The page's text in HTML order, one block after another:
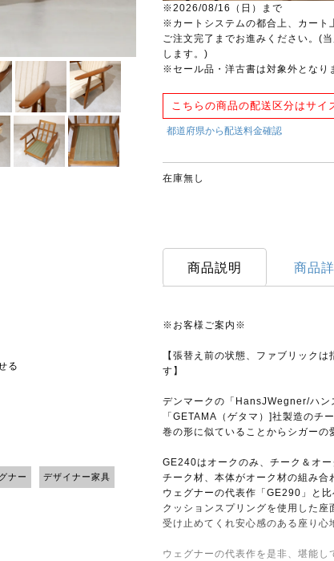
る
ナー デザイナー家具
※2026/08/16（日）まで
※カートシステムの都合上、カート
ご注文完了までお進みください。(
します。)
※セール品・洋古書は対象外となり
こちらの商品の配送区分はサイ
在庫無し
商品説明 商品
※お客様ご案内※
【張替え前の状態、ファブリック
す】
デンマークの「HansJWegner/ハン
「GETAMA（ゲタマ）]社製造のチ
巻の形に似ていることからシガーの
GE240はオークのみ、チーク＆オ
チーク材、本体がオーク材の組み合
ウェグナーの代表作「GE290」と
クッションスプリングを使用した
受け止めてくれ安心感のある座り心
ウェグナーの代表作を是非、堪能し